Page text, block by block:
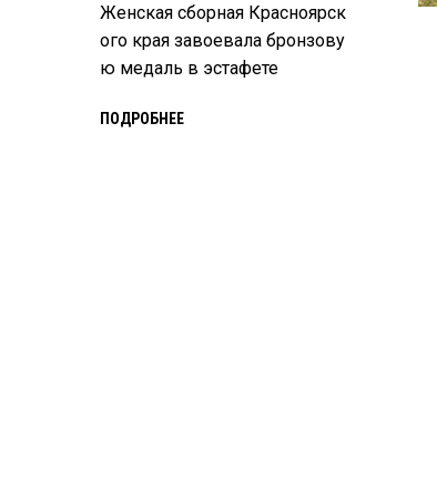
Женская сборная Красноярск
ого края завоевала бронзову
ю медаль в эстафете
ПОДРОБНЕЕ